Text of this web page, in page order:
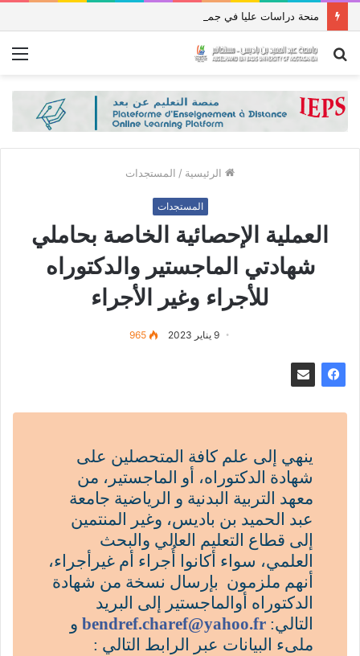
بحث
الرئيسية / المستجدات
المستجدات
العملية الإحصائية الخاصة بحاملي
شهادتي الماجستير والدكتوراه
للأجراء وغير الأجراء
9 يناير 2023 965
ينهي إلى علم كافة المتحصلين على
شهادة الدكتوراه، أو الماجستير، من
معهد التربية البدنية و الرياضية جامعة
عبد الحميد بن باديس، وغير المنتمين
إلى قطاع التعليم العالي والبحث
العلمي، سواء أكانوا أُجراء أم غيرأجراء،
أنهم ملزمون بإرسال نسخة من شهادة
الدكتوراه أوالماجستير إلى البريد
التالي: bendref.charef@yahoo.fr و
ملىء البيانات عبر الرابط التالي :